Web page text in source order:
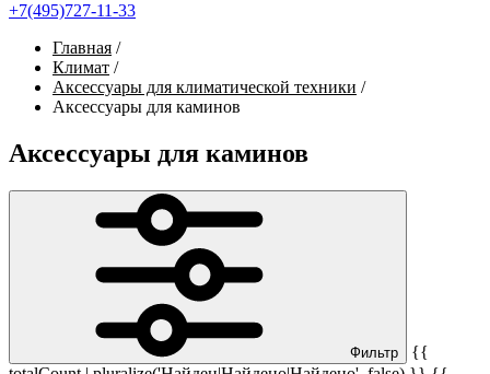
+7(495)727-11-33
Главная /
Климат /
Аксессуары для климатической техники /
Аксессуары для каминов
Аксессуары для каминов
Фильтр
{{